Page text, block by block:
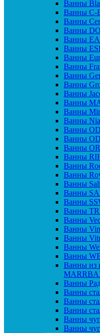
Ванны
Ванны C-
Ванны
Ванны
Ванны
Ванны
Ванны
Ванны
Ванны
Ванны
Ванны
Ванны
Ванны
Ванны
Ванны
Ванны
Ванны
Ванны
Ванны
Ванны
Ванны
Ванны
Ванны
Ванны
Ванны
Ванны
Ванны
Ванны
Ванны
Ванны из
Ванны
Ванны
Ванны
Ванны
Ванны
Ванны